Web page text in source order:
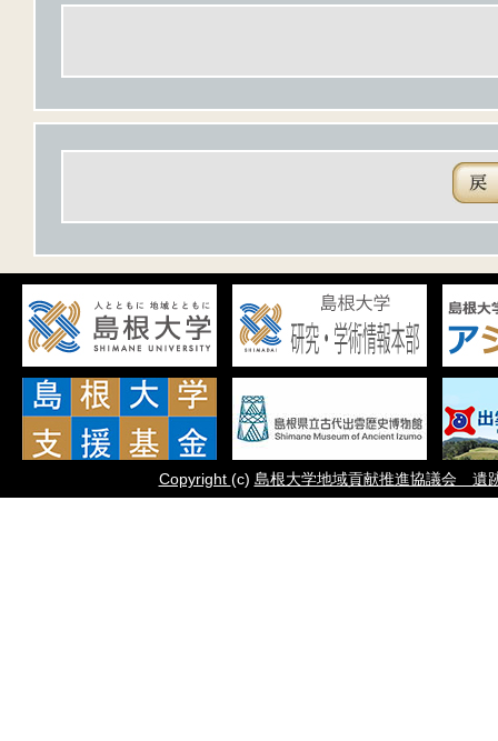
Copyright (c) 島根大学地域貢献推進協議会 遺